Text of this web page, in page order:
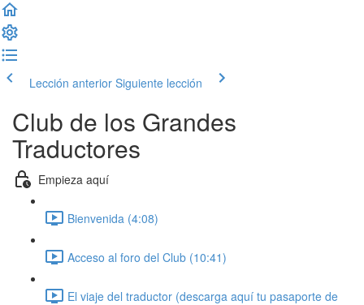
Lección anterior Siguiente lección
Club de los Grandes
Traductores
Empieza aquí
Bienvenida (4:08)
Acceso al foro del Club (10:41)
El viaje del traductor (descarga aquí tu pasaporte de